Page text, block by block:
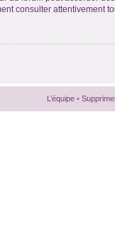
consulter attentivement
L’équipe •